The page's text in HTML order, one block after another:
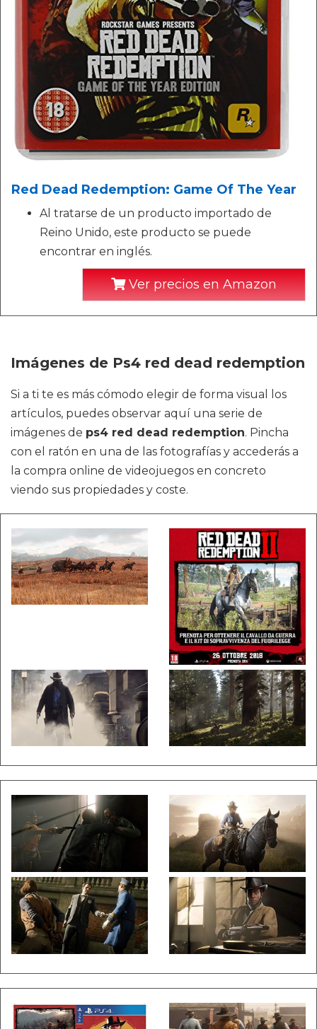
Red Dead Redemption: Game Of The Year
Al tratarse de un producto importado de
Reino Unido, este producto se puede
encontrar en inglés.
Ver precios en Amazon
Imágenes de Ps4 red dead redemption
Si a ti te es más cómodo elegir de forma visual los
artículos, puedes observar aquí una serie de
imágenes de ps4 red dead redemption. Pincha
con el ratón en una de las fotografías y accederás a
la compra online de videojuegos en concreto
viendo sus propiedades y coste.